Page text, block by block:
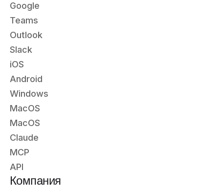
Google
Teams
Outlook
Slack
iOS
Android
Windows
MacOS
MacOS
Claude
MCP
API
Компания